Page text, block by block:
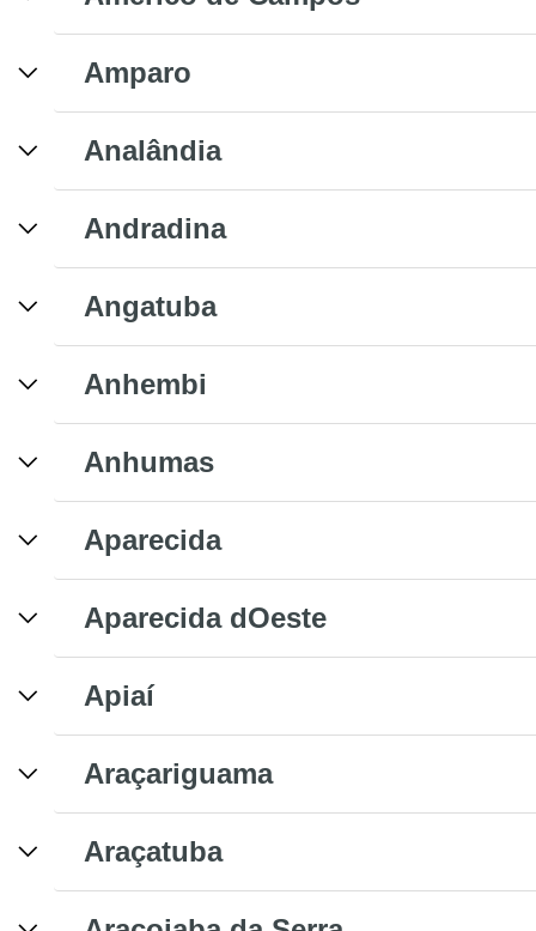
Amparo
Analândia
Andradina
Angatuba
Anhembi
Anhumas
Aparecida
Aparecida dOeste
Apiaí
Araçariguama
Araçatuba